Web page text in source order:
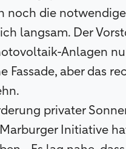
noch die
langsam. Der
Anlagen
Fassade, aber das
privater
Initiative